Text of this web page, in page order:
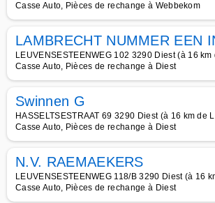
Casse Auto, Pièces de rechange à Webbekom
LAMBRECHT NUMMER EEN
LEUVENSESTEENWEG 102 3290 Diest (à 16 km
Casse Auto, Pièces de rechange à Diest
Swinnen G
HASSELTSESTRAAT 69 3290 Diest (à 16 km de
Casse Auto, Pièces de rechange à Diest
N.V. RAEMAEKERS
LEUVENSESTEENWEG 118/B 3290 Diest (à 16
Casse Auto, Pièces de rechange à Diest